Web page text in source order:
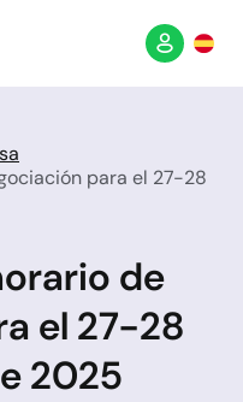
para el 27-28
de
el 27-28
2025